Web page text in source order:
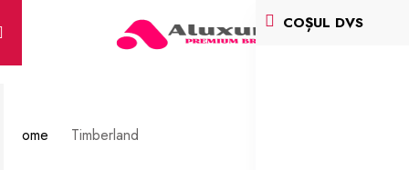
COȘUL DVS
Home Timberland